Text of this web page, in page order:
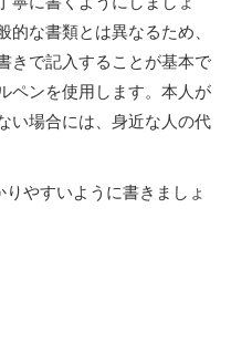
な書類とは異なるため、
きで記入することが基本で
ペンを使用します。本人が
い場合には、身近な人の代
やすいように書きましょ